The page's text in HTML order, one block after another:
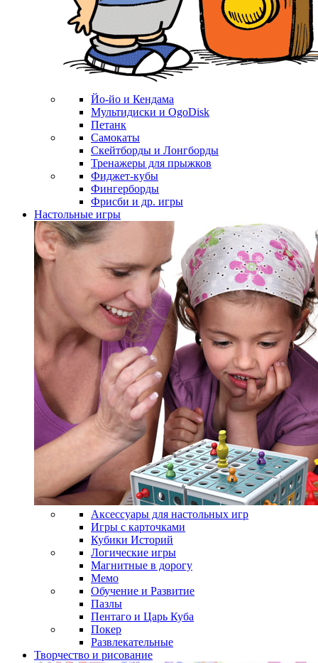
Йо-йо и Кендама
Мультидиски и OgoDisk
Петанк
Самокаты
Скейтборды и Лонгборды
Тренажеры для прыжков
Фиджет-кубы
Фингерборды
Фрисби и др. игры
Настольные игры
Аксессуары для настольных игр
Игры с карточками
Кубики Историй
Логические игры
Магнитные в дорогу
Мемо
Обучение и Развитие
Пазлы
Пентаго и Царь Куба
Покер
Развлекательные
Творчество и рисование